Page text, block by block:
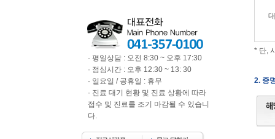
· 평일상담 : 오전 8:30 ~ 오후 17:30
· 점심시간 : 오후 12:30 ~ 13: 30
· 일요일 / 공휴일 : 휴무
· 진료 대기 현황 및 진료 상황에 따라
접수 및 진료를 조기 마감될 수 있습니
다.
* 단,
2. 증